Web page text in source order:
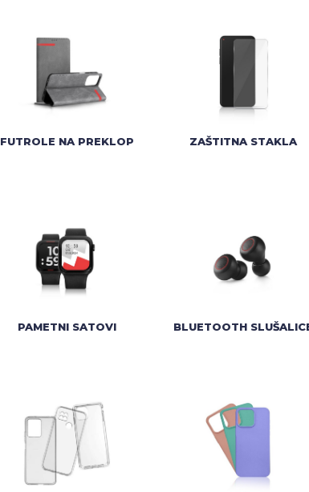
FUTROLE NA PREKLOP ZAŠTITNA STAKLA
PAMETNI SATOVI BLUETOOTH